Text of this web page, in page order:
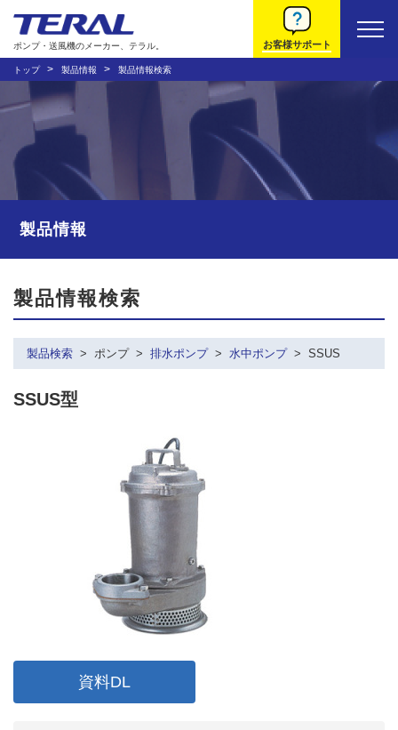
ポンプ・送風機のメーカー、テラル。 お客様サポート
トップ 製品情報 製品情報検索
製品情報
製品情報検索
製品検索 ポンプ 排水ポンプ 水中ポンプ SSUS
SSUS型
資料DL